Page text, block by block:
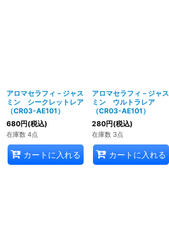
アロマセラフィ－ジャス
ミン シークレットレア
（CR03-AE101）
680円(税込)
在庫数 4点
カートに入れる
アロマセラフィ－ジャス
ミン ウルトラレア
（CR03-AE101）
280円(税込)
在庫数 3点
カートに入れる